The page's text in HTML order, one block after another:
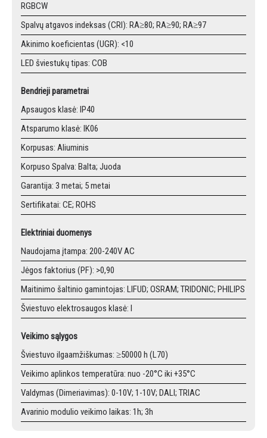
RGBCW
Spalvų atgavos indeksas (CRI): RA≥80; RA≥90; RA≥97
Akinimo koeficientas (UGR): <10
LED šviestukų tipas: COB
Bendrieji parametrai
Apsaugos klasė: IP40
Atsparumo klasė: IK06
Korpusas: Aliuminis
Korpuso Spalva: Balta; Juoda
Garantija: 3 metai; 5 metai
Sertifikatai: CE; ROHS
Elektriniai duomenys
Naudojama įtampa: 200-240V AC
Jėgos faktorius (PF): >0,90
Maitinimo šaltinio gamintojas: LIFUD; OSRAM; TRIDONIC; PHILIPS
Šviestuvo elektrosaugos klasė: I
Veikimo sąlygos
Šviestuvo ilgaamžiškumas: ≥50000 h (L70)
Veikimo aplinkos temperatūra: nuo -20°C iki +35°C
Valdymas (Dimeriavimas): 0-10V; 1-10V; DALI; TRIAC
Avarinio modulio veikimo laikas: 1h; 3h